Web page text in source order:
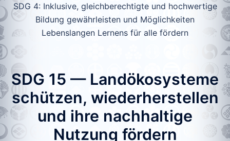
SDG 4: Inklusive, gleichberechtigte und hochwertige
Bildung gewährleisten und Möglichkeiten
Lebenslangen Lernens für alle fördern
SDG 15 — Landökosysteme
schützen, wiederherstellen
und ihre nachhaltige
Nutzung fördern